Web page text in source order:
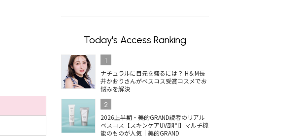
Today's Access Ranking
1
ナチュラルに目元を盛るには？ H＆M長
井かおりさんがベスコス受賞コスメでお
悩みを解決
2
2026上半期・美的GRAND読者のリアル
ベスコス【スキンケアUV部門】マルチ機
能のものが人気｜美的GRAND